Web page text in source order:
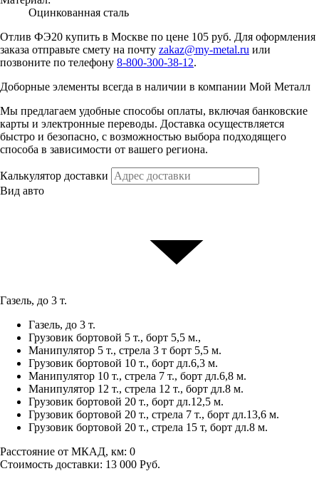
Оцинкованная сталь
Отлив ФЭ20 купить в Москве по цене 105 руб. Для оформления
заказа отправьте смету на почту zakaz@my-metal.ru или
позвоните по телефону 8-800-300-38-12.
Доборные элементы всегда в наличии в компании Мой Металл
Мы предлагаем удобные способы оплаты, включая банковские
карты и электронные переводы. Доставка осуществляется
быстро и безопасно, с возможностью выбора подходящего
способа в зависимости от вашего региона.
Калькулятор доставки
Вид авто
Газель, до 3 т.
Газель, до 3 т.
Грузовик бортовой 5 т., борт 5,5 м.,
Манипулятор 5 т., стрела 3 т борт 5,5 м.
Грузовик бортовой 10 т., борт дл.6,3 м.
Манипулятор 10 т., стрела 7 т., борт дл.6,8 м.
Манипулятор 12 т., стрела 12 т., борт дл.8 м.
Грузовик бортовой 20 т., борт дл.12,5 м.
Грузовик бортовой 20 т., стрела 7 т., борт дл.13,6 м.
Грузовик бортовой 20 т., стрела 15 т, борт дл.8 м.
Расстояние от МКАД, км: 0
Стоимость доставки: 13 000 Руб.